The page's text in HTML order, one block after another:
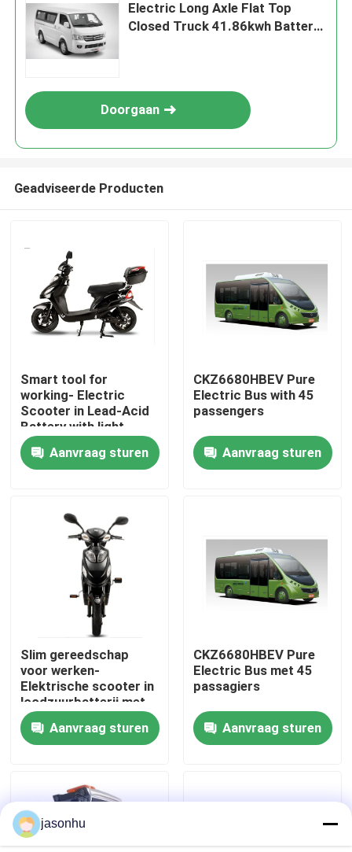
Thuis
Producten
Fabrieksreis
Kwaliteitscontrole
Vraag een offerte aan
gebruikte auto's
Zuivere Elektrische Auto's
Grote Elektrische Auto's
Electric Long Axle Flat Top
Closed Truck 41.86kwh Battery
Doorgaan
Geadviseerde Producten
Smart tool for
working- Electric
Scooter in Lead-Acid
Battery with light
weight
Aanvraag sturen
CKZ6680HBEV Pure
Electric Bus with 45
passengers
Aanvraag sturen
Slim gereedschap
voor werken-
Elektrische scooter in
loodzuurbatterij met
licht gewicht
Aanvraag sturen
CKZ6680HBEV Pure
Electric Bus met 45
passagiers
Aanvraag sturen
jasonhu